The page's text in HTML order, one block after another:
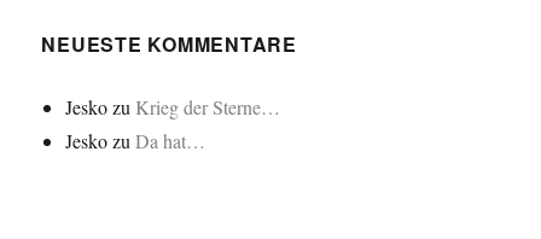
NEUESTE KOMMENTARE
Jeskozu Krieg der Sterne…
JeskozuDa hat…